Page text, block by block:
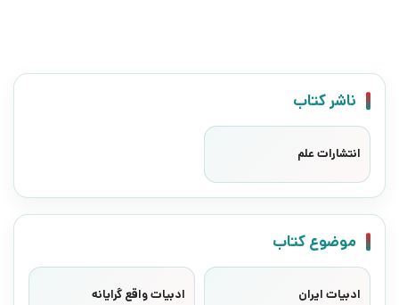
ناشر کتاب
انتشارات علم
موضوع کتاب
ادبیات ایران ادبیات واقع گرایانه